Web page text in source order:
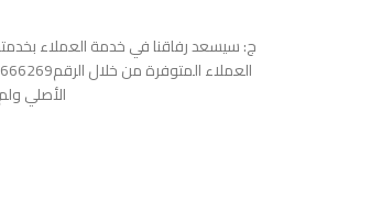
ج: سيسعد رفاقنا في خدمة العملاء
الأصلي